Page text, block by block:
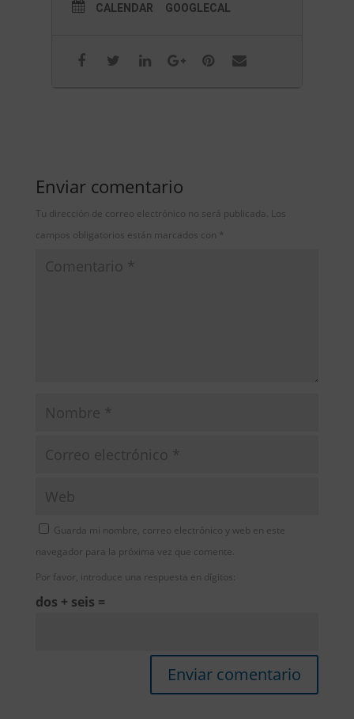
CALENDAR GOOGLECAL
Enviar comentario
Tu dirección de correo electrónico no será publicada. Los
campos obligatorios están marcados con *
Guarda mi nombre, correo electrónico y web en este
navegador para la próxima vez que comente.
Por favor, introduce una respuesta en dígitos:
dos + seis =